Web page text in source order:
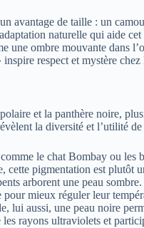
avantage de taille : un
naturelle qui aide
une ombre mouvante dans
respect et mystère
et la panthère noire,
la diversité et l’utilité
le chat Bombay ou les
cette pigmentation est plutôt
arborent une peau
pour mieux réguler leur
lui aussi, une peau noire
rayons ultraviolets et